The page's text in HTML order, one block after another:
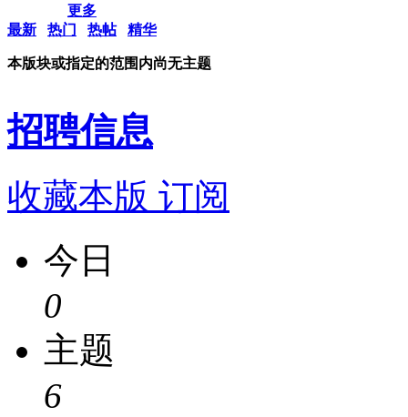
更多
最新
热门 热帖 精华
本版块或指定的范围内尚无主题
招聘信息
收藏本版 订阅
今日
0
主题
6